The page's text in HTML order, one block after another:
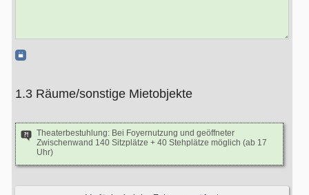
1.3 Räume/sonstige Mietobjekte
Theaterbestuhlung: Bei Foyernutzung und geöffneter
Zwischenwand 140 Sitzplätze + 40 Stehplätze möglich (ab 17
Uhr)